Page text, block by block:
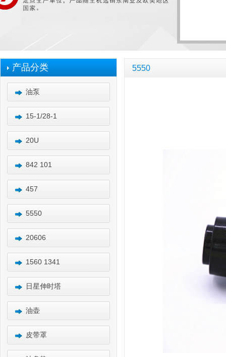
产品分类
油泵
15-1/28-1
20U
842 101
457
5550
20606
1560 1341
日星伸时塔
油壶
皮带罩
5550